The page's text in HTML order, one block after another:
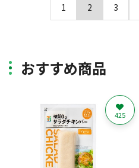
1 2 3
おすすめ商品
425